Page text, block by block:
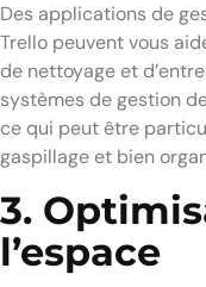
Des applications de
Trello peuvent vous
de nettoyage et
systèmes de gestion
ce qui peut être
gaspillage et bien
3.
l’espace